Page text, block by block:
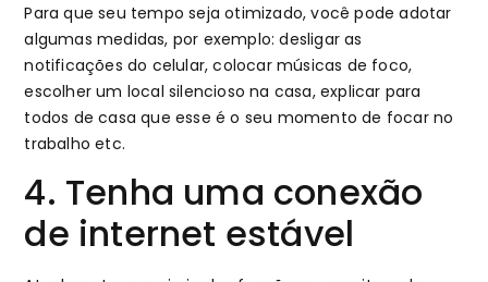
Para que seu tempo seja otimizado, você pode adotar
algumas medidas, por exemplo: desligar as
notificações do celular, colocar músicas de foco,
escolher um local silencioso na casa, explicar para
todos de casa que esse é o seu momento de focar no
trabalho etc.
4. Tenha uma conexão
de internet estável